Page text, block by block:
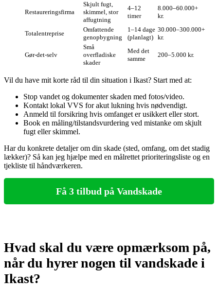
Restaureringsfirma
Skjult fugt,
skimmel, stor
affugtning
4–12
timer
8.000–60.000+
kr.
Totalentreprise
Omfattende
genopbygning
1–14 dage
(planlagt)
30.000–300.000+
kr.
Gør‑det‑selv
Små
overfladiske
skader
Med det
samme
200–5.000 kr.
Vil du have mit korte råd til din situation i Ikast? Start med at:
Stop vandet og dokumenter skaden med fotos/video.
Kontakt lokal VVS for akut lukning hvis nødvendigt.
Anmeld til forsikring hvis omfanget er usikkert eller stort.
Book en måling/tilstandsvurdering ved mistanke om skjult
fugt eller skimmel.
Har du konkrete detaljer om din skade (sted, omfang, om det stadig
lækker)? Så kan jeg hjælpe med en målrettet prioriteringsliste og en
tjekliste til håndværkeren.
Få 3 tilbud på Vandskade
Hvad skal du være opmærksom på,
når du hyrer nogen til vandskade i
Ikast?